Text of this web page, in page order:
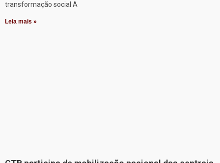
transformação social A
Leia mais »